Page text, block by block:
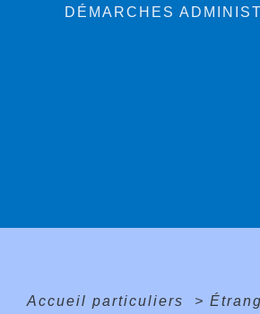
DÉMARCHES
Accueil particuliers >